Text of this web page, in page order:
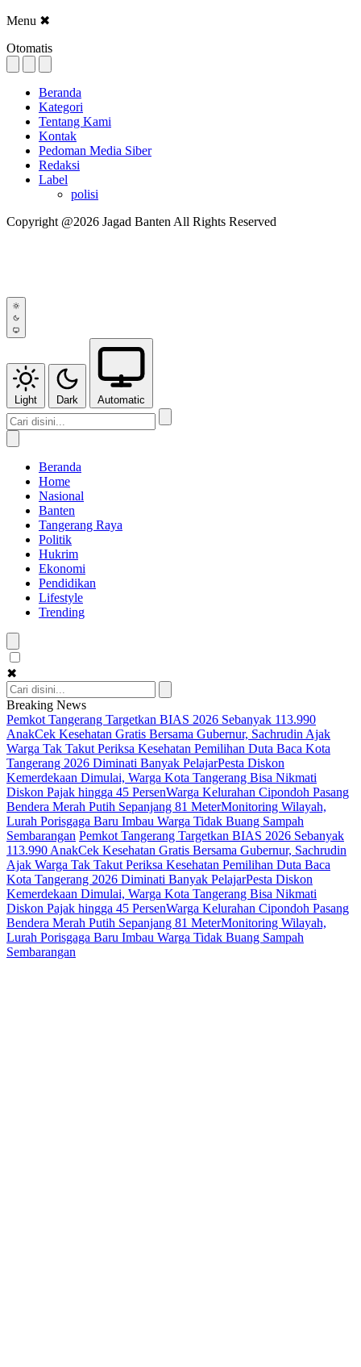
Menu ✖
Otomatis
Beranda
Kategori
Tentang Kami
Kontak
Pedoman Media Siber
Redaksi
Label
polisi
Copyright @2026 Jagad Banten All Rights Reserved
Light Dark Automatic
Beranda
Home
Nasional
Banten
Tangerang Raya
Politik
Hukrim
Ekonomi
Pendidikan
Lifestyle
Trending
✖
Breaking News
Pemkot Tangerang Targetkan BIAS 2026 Sebanyak 113.990
AnakCek Kesehatan Gratis Bersama Gubernur, Sachrudin Ajak
Warga Tak Takut Periksa Kesehatan Pemilihan Duta Baca Kota
Tangerang 2026 Diminati Banyak PelajarPesta Diskon
Kemerdekaan Dimulai, Warga Kota Tangerang Bisa Nikmati
Diskon Pajak hingga 45 PersenWarga Kelurahan Cipondoh Pasang
Bendera Merah Putih Sepanjang 81 MeterMonitoring Wilayah,
Lurah Porisgaga Baru Imbau Warga Tidak Buang Sampah
Sembarangan Pemkot Tangerang Targetkan BIAS 2026 Sebanyak
113.990 AnakCek Kesehatan Gratis Bersama Gubernur, Sachrudin
Ajak Warga Tak Takut Periksa Kesehatan Pemilihan Duta Baca
Kota Tangerang 2026 Diminati Banyak PelajarPesta Diskon
Kemerdekaan Dimulai, Warga Kota Tangerang Bisa Nikmati
Diskon Pajak hingga 45 PersenWarga Kelurahan Cipondoh Pasang
Bendera Merah Putih Sepanjang 81 MeterMonitoring Wilayah,
Lurah Porisgaga Baru Imbau Warga Tidak Buang Sampah
Sembarangan